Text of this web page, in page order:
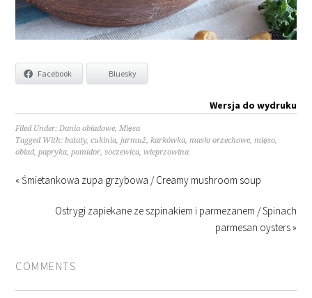
Facebook Bluesky
Wersja do wydruku
Filed Under:Dania obiadowe,Mięsa
Tagged With:bataty,cukinia,jarmuż,karkówka,masło orzechowe,mięso,
obiad,papryka,pomidor,soczewica,wieprzowina
« Śmietankowa zupa grzybowa / Creamy mushroom soup
Ostrygi zapiekane ze szpinakiem i parmezanem / Spinach
parmesan oysters »
COMMENTS